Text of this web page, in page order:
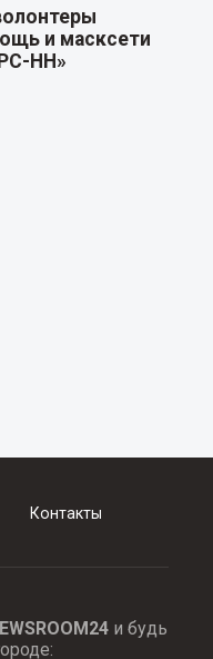
и масксети
НН»
Контакты
и будь